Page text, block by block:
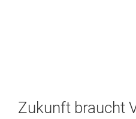
Zukunft braucht